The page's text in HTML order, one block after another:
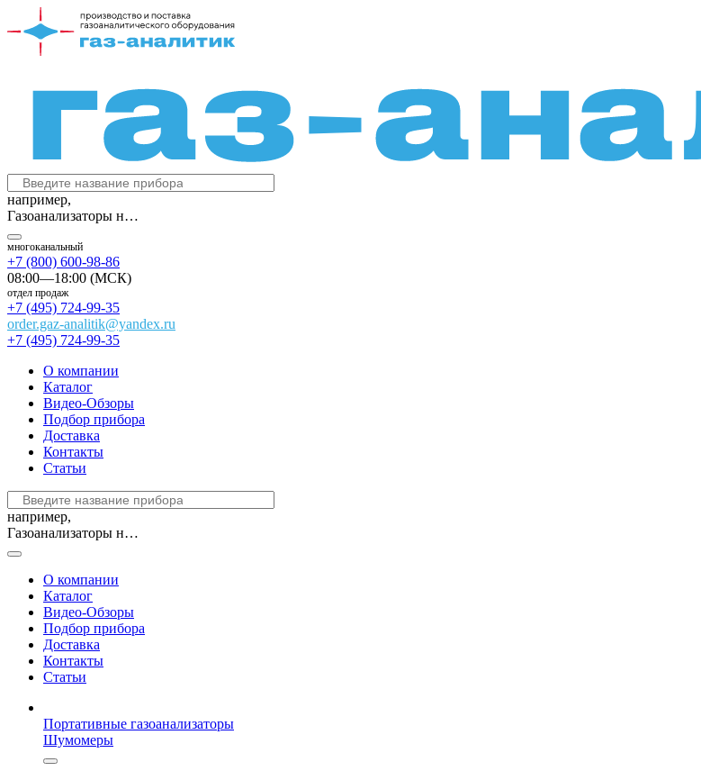
например,
Газоанализаторы на судах (РМРС и РРР)
многоканальный
+7 (800) 600-98-86
08:00—18:00 (МСК)
отдел продаж
+7 (495) 724-99-35
order.gaz-analitik@yandex.ru
+7 (495) 724-99-35
О компании
Каталог
Видео-Обзоры
Подбор прибора
Доставка
Контакты
Статьи
например,
Газоанализаторы на судах (РМРС и РРР)
О компании
Каталог
Видео-Обзоры
Подбор прибора
Доставка
Контакты
Статьи
Портативные газоанализаторы
Шумомеры